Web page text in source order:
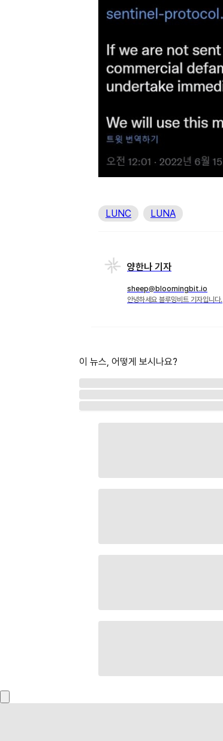
LUNC LUNA
양한나 기자
sheep@bloomingbit.io
안녕하세요 블루밍비트 기자입니다.
이 뉴스, 어떻게 보시나요?